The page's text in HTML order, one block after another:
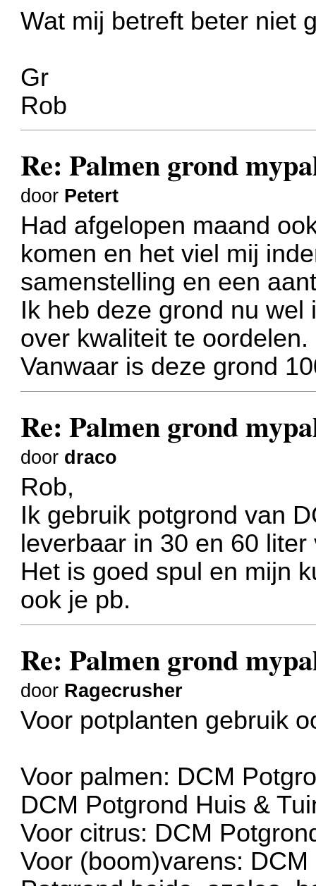
Wat mij betreft beter niet
Gr
Rob
Re: Palmen grond
door Petert
Had afgelopen maand
komen en het viel mij
samenstelling en een
Ik heb deze grond nu
over kwaliteit te oordelen.
Vanwaar is deze grond
Re: Palmen grond
door draco
Rob,
Ik gebruik potgrond van
leverbaar in 30 en 60
Het is goed spul en mijn
ook je pb.
Re: Palmen grond
door Ragecrusher
Voor potplanten gebruik
Voor palmen: DCM
DCM Potgrond Huis &
Voor citrus: DCM
Voor (boom)varens: